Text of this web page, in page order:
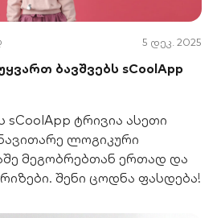
და
5 დეკ. 2025
ბავშვებს sCoolApp
sCoolApp ტრივია ასეთი
ლოგიკური
მეგობრებთან ერთად და
შენი ცოდნა ფასდება!